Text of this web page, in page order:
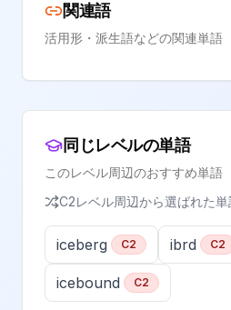
関連語
活用形・派生語などの関連単語
同じレベルの単語
このレベル周辺のおすすめ単語
C2レベル周辺から選ばれた単
iceberg C2 ibrd C2
icebound C2